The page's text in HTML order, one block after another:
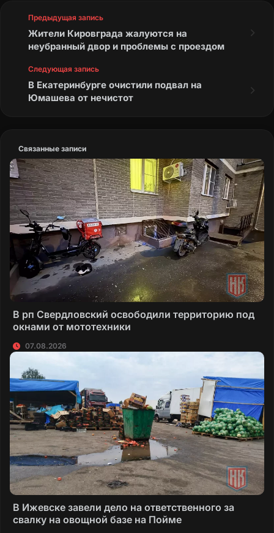
Предыдущая запись
Жители Кировграда жалуются на
неубранный двор и проблемы с проездом
Следующая запись
В Екатеринбурге очистили подвал на
Юмашева от нечистот
Связанные записи
В рп Свердловский освободили территорию под
окнами от мототехники
07.08.2026
В Ижевске завели дело на ответственного за
свалку на овощной базе на Пойме